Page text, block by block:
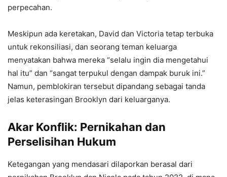
perpecahan.
Meskipun ada keretakan, David dan Victoria tetap terbuka
untuk rekonsiliasi, dan seorang teman keluarga
menyatakan bahwa mereka “selalu ingin dia mengetahui
hal itu” dan “sangat terpukul dengan dampak buruk ini.”
Namun, pemblokiran tersebut dipandang sebagai tanda
jelas keterasingan Brooklyn dari keluarganya.
Akar Konflik: Pernikahan dan
Perselisihan Hukum
Ketegangan yang mendasari dilaporkan berasal dari